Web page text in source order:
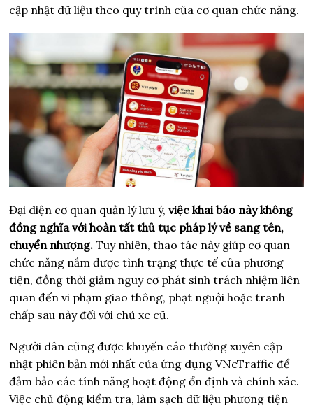
cập nhật dữ liệu theo quy trình của cơ quan chức năng.
Đại diện cơ quan quản lý lưu ý,việc khai báo này không
đồng nghĩa với hoàn tất thủ tục pháp lý về sang tên,
chuyển nhượng.Tuy nhiên, thao tác này giúp cơ quan
chức năng nắm được tình trạng thực tế của phương
tiện, đồng thời giảm nguy cơ phát sinh trách nhiệm liên
quan đến vi phạm giao thông, phạt nguội hoặc tranh
chấp sau này đối với chủ xe cũ.
Người dân cũng được khuyến cáo thường xuyên cập
nhật phiên bản mới nhất của ứng dụng VNeTraffic để
đảm bảo các tính năng hoạt động ổn định và chính xác.
Việc chủ động kiểm tra, làm sạch dữ liệu phương tiện